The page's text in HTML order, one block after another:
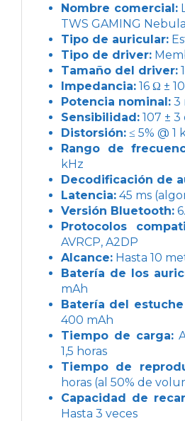
Nombre comercial:
TWS GAMING
Tipo de auricular:
Tipo de driver:
Tamaño del driver:
Impedancia: 16 Ω ±
Potencia nominal: 3
Sensibilidad: 107 ± 3
Distorsión: ≤ 5% @ 1
Rango de
kHz
Decodificación de
Latencia: 45 ms
Versión Bluetooth:
Protocolos
AVRCP, A2DP
Alcance: Hasta 10
Batería de los
mAh
Batería del
400 mAh
Tiempo de carga:
1,5 horas
Tiempo de
horas (al 50% de
Capacidad de
Hasta 3 veces